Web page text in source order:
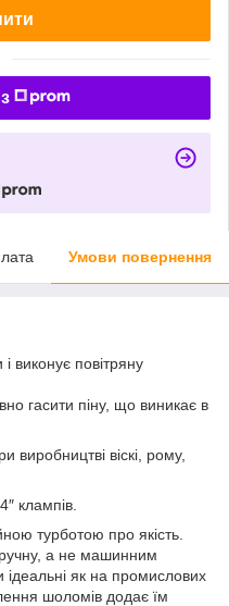
Умови повернення
виконує повітряну
гасити піну, що виникає в
віскі, рому,
клампів.
турботою про якість.
а не машинним
як на промислових
шоломів додає їм